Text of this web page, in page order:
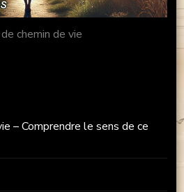
chemin de vie
– Comprendre le sens de ce